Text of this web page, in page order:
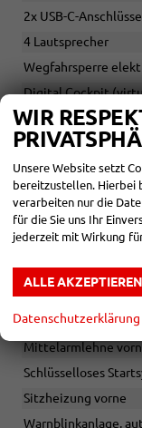
2x USB-C-Anschlüsse
4 Lautsprecher
Wegfahrsperre
Digital Cockpit
Elektrische
inkl.
Elektrische
Fahrersitz
Beifahrersitz
Zentralverriegelung
Mittelarmlehne
Schlüsselloses
Sitzheizung vorne
Warnblinkanlage,
WIR
Unsere Website setzt
bereitzustellen. Hierbei
verarbeiten nur die
für die Sie uns Ihr
jederzeit mit Wirkung
ALLE AKZEPTIEREN
Datenschutzerklärung